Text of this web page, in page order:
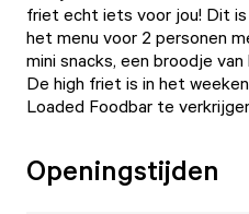
friet echt iets voor jou! Dit
het menu voor 2 personen
mini snacks, een broodje
De high friet is in het
Loaded Foodbar te
Openingstijden